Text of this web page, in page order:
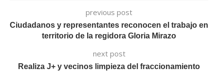
previous post
Ciudadanos y representantes reconocen el trabajo en
territorio de la regidora Gloria Mirazo
next post
Realiza J+ y vecinos limpieza del fraccionamiento